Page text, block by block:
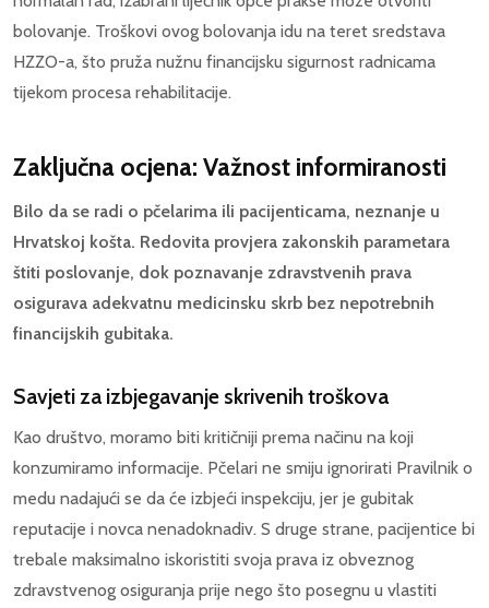
bolovanje. Troškovi ovog bolovanja idu na teret sredstava
HZZO-a, što pruža nužnu financijsku sigurnost radnicama
tijekom procesa rehabilitacije.
Zaključna ocjena: Važnost informiranosti
Bilo da se radi o pčelarima ili pacijenticama, neznanje u
Hrvatskoj košta. Redovita provjera zakonskih parametara
štiti poslovanje, dok poznavanje zdravstvenih prava
osigurava adekvatnu medicinsku skrb bez nepotrebnih
financijskih gubitaka.
Savjeti za izbjegavanje skrivenih troškova
Kao društvo, moramo biti kritičniji prema načinu na koji
konzumiramo informacije. Pčelari ne smiju ignorirati Pravilnik o
medu nadajući se da će izbjeći inspekciju, jer je gubitak
reputacije i novca nenadoknadiv. S druge strane, pacijentice bi
trebale maksimalno iskoristiti svoja prava iz obveznog
zdravstvenog osiguranja prije nego što posegnu u vlastiti